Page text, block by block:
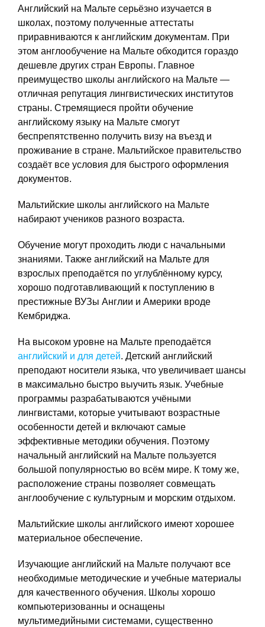
Английский на Мальте серьёзно изучается в
школах, поэтому полученные аттестаты
приравниваются к английским документам. При
этом англообучение на Мальте обходится гораздо
дешевле других стран Европы. Главное
преимущество школы английского на Мальте —
отличная репутация лингвистических институтов
страны. Стремящиеся пройти обучение
английскому языку на Мальте смогут
беспрепятственно получить визу на въезд и
проживание в стране. Мальтийское правительство
создаёт все условия для быстрого оформления
документов.
Мальтийские школы английского на Мальте
набирают учеников разного возраста.
Обучение могут проходить люди с начальными
знаниями. Также английский на Мальте для
взрослых преподаётся по углублённому курсу,
хорошо подготавливающий к поступлению в
престижные ВУЗы Англии и Америки вроде
Кембриджа.
На высоком уровне на Мальте преподаётся
английский и для детей. Детский английский
преподают носители языка, что увеличивает шансы
в максимально быстро выучить язык. Учебные
программы разрабатываются учёными
лингвистами, которые учитывают возрастные
особенности детей и включают самые
эффективные методики обучения. Поэтому
начальный английский на Мальте пользуется
большой популярностью во всём мире. К тому же,
расположение страны позволяет совмещать
англообучение с культурным и морским отдыхом.
Мальтийские школы английского имеют хорошее
материальное обеспечение.
Изучающие английский на Мальте получают все
необходимые методические и учебные материалы
для качественного обучения. Школы хорошо
компьютеризованны и оснащены
мультимедийными системами, существенно